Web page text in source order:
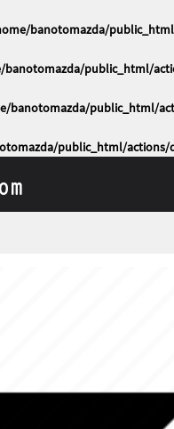
banotomazda/
banotomazda/public_html/
banotomazda/public_html/
public_html/actions/